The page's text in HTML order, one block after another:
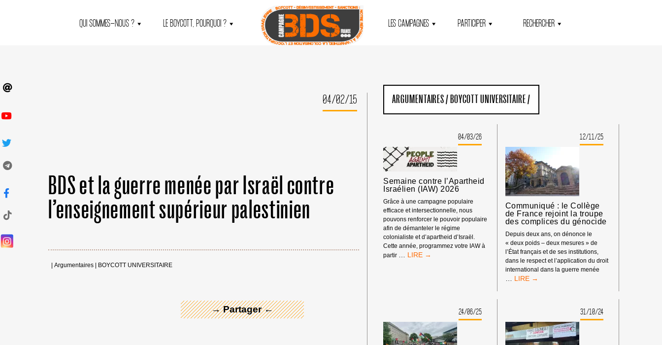
QUI SOMMES-NOUS ? LE BOYCOTT, POURQUOI ? LES CAMPAGNES PARTICIPER RECHERCHER
04/02/15
BDS et la guerre menée par Israël contre
l’enseignement supérieur palestinien
|Argumentaires BOYCOTT UNIVERSITAIRE
→ Partager ←
ARGUMENTAIRES/ BOYCOTT UNIVERSITAIRE/
04/03/26
Semaine contre l’Apartheid
Israélien (IAW) 2026
Grâce à une campagne populaire
efficace et intersectionnelle, nous
pouvons renforcer le pouvoir populaire
afin de démanteler le régime
colonialiste et d’apartheid d’Israël.
Cette année, programmez votre IAW à
partir
SEMAINE
12/11/25
Communiqué : le Collège
de France rejoint la troupe
des complices du génocide
Depuis deux ans, on dénonce le
« deux poids – deux mesures » de
l’État français et de ses institutions,
dans le respect et l’application du droit
international dans la guerre menée
COMMUNIQUÉ
FRANCE
REJOINT
LA
24/06/25 31/10/24